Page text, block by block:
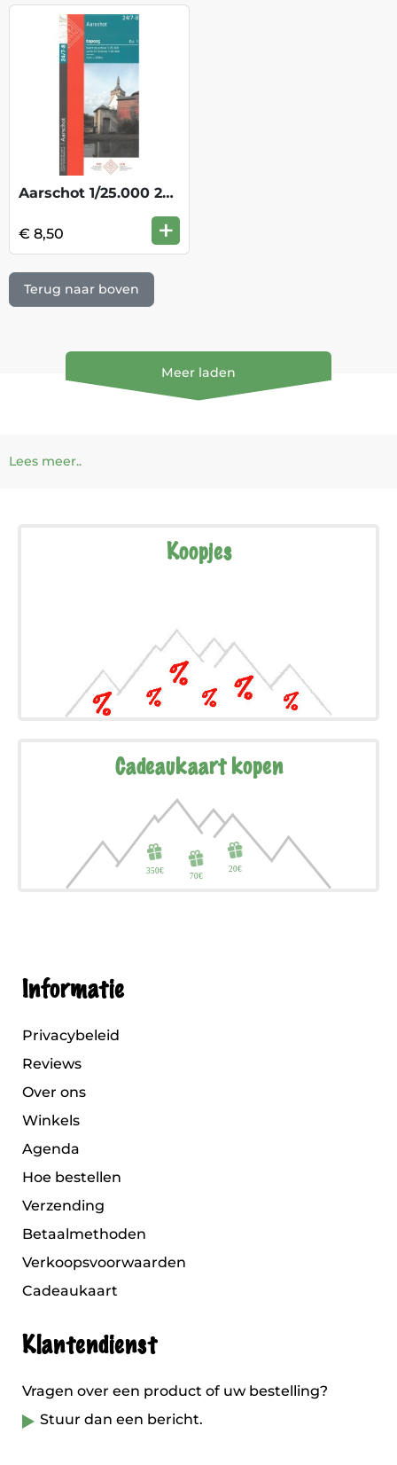
Aarschot 1/25.000 24/7-8
€ 8,50 +
Terug naar boven
Meer laden
Lees meer..
Koopjes
Cadeaukaart kopen
Informatie
Privacybeleid
Reviews
Over ons
Winkels
Agenda
Hoe bestellen
Verzending
Betaalmethoden
Verkoopsvoorwaarden
Cadeaukaart
Klantendienst
Vragen over een product of uw bestelling?
Stuur dan een bericht.